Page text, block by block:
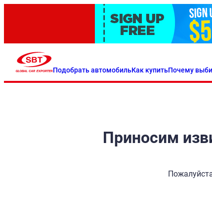
Подобрать автомобильКак купитьПочему
Приносим